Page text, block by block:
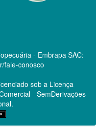
- Embrapa SAC:
fale-conosco
sob a Licença
- SemDerivações